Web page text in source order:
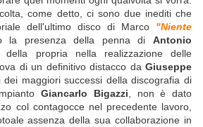
come detto, ci sono due inediti che
dell'ultimo disco di Marco "Niente
la presenza della penna di Antonio
propria nella realizzazione delle
di un definitivo distacco da Giuseppe
dei maggiori successi della discografia di
Giancarlo Bigazzi , non è dato
col contagocce nel precedente lavoro,
assenza della sua collaborazione in